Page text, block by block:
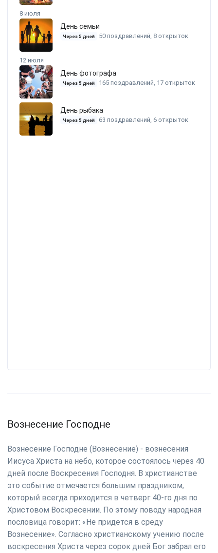
8 июля
День семьи
Через 5 дней 50 поздравлений, 8 открыток
12 июля
День фотографа
Через 5 дней 165 поздравлений, 17 открыток
День рыбака
Через 5 дней 63 поздравлений, 6 открыток
Вознесение Господне
Вознесение Господне (Вознесение) - вознесения
Иисуса Христа на небо, которое состоялось через 40
дней после Воскресения Господня. В христианстве
это событие отмечается большим праздником,
который всегда приходится в четверг 40-го дня по
Христовом Воскресении. По этому поводу народная
пословица говорит: «Не придется в среду
Вознесение». Согласно христианскому учению после
воскресения Христа через сорок дней Бог забрал его